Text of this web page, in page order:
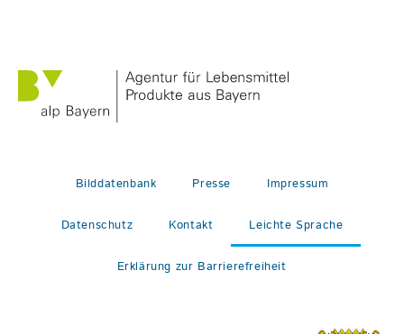
Bilddatenbank Presse Impressum
Datenschutz Kontakt Leichte Sprache
Erklärung zur Barrierefreiheit